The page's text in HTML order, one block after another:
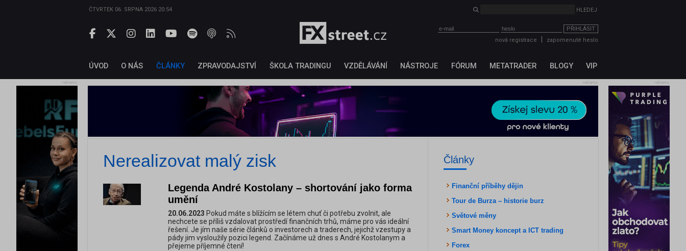
ČTVRTEK 06. SRPNA 2026 20:54
PŘIHLÁSIT
nová registrace
zapomenuté heslo
ÚVOD O NÁS ČLÁNKY ZPRAVODAJSTVÍ ŠKOLA TRADINGU VZDĚLÁVÁNÍ NÁSTROJE FÓRUM METATRADER BLOGY VIP
reklama reklama
reklama
Nerealizovat malý zisk
Legenda André Kostolany – shortování jako forma
umění
20.06.2023 Pokud máte s blížícím se létem chuť či potřebu zvolnit, ale
nechcete se příliš vzdalovat prostředí finančních trhů, máme pro vás ideální
řešení. Je jím naše série článků o investorech a traderech, jejichž vzestupy a
pády jim vysloužily pozici legend. Začínáme už dnes s André Kostolanym a
přejeme příjemné čtení!
Články
Finanční příběhy dějin
Tour de Burza – historie burz
Světové měny
Smart Money koncept a ICT trading
Forex